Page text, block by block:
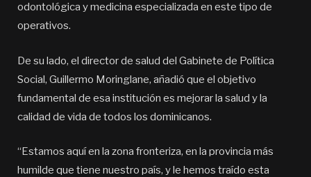
odontológica y medicina especializada en este tipo de
operativos.
De su lado, el director de salud del Gabinete de Política
Social, Guillermo Moringlane, añadió que el objetivo
fundamental de esa institución es mejorar la salud y la
calidad de vida de todos los dominicanos.
“Estamos aquí en la zona fronteriza, en la provincia más
humilde que tiene nuestro país, y le hemos traído esta